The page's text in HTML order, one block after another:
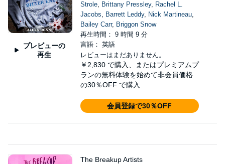
プレビューの
再生
Strole, Brittany Pressley, Rachel L.
Jacobs, Barrett Leddy, Nick Martineau,
Bailey Carr, Briggon Snow
再生時間： 9 時間 9 分
言語： 英語
レビューはまだありません。
￥2,830 で購入、またはプレミアムプ
ランの無料体験を始めて非会員価格
の30％OFF で購入
会員登録で30％OFF
The Breakup Artists